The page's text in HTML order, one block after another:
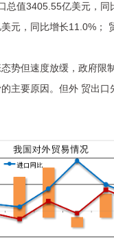
值3405.55亿美元，同
元，同比增长11.0%；
但速度放缓，政府限
主要原因。但外 贸出